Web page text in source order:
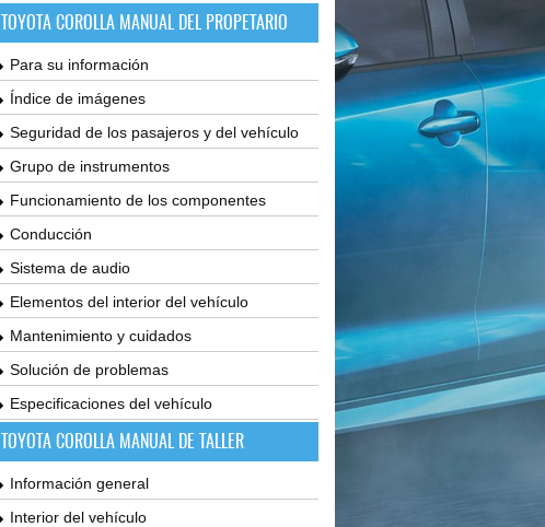
TOYOTA COROLLA MANUAL DEL PROPETARIO
Para su información
Índice de imágenes
Seguridad de los pasajeros y del vehículo
Grupo de instrumentos
Funcionamiento de los componentes
Conducción
Sistema de audio
Elementos del interior del vehículo
Mantenimiento y cuidados
Solución de problemas
Especificaciones del vehículo
TOYOTA COROLLA MANUAL DE TALLER
Información general
Interior del vehículo